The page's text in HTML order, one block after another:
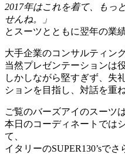
2017年はこれを着て、もっ
せんね。」
とスーツとともに翌年の業
大手企業のコンサルティン
当然プレゼンテーションは
しかしながら堅すぎず、失
ションを目指し、対話を重
ご覧のバーズアイのスーツ
本日のコーディネートでは
て、
イタリーのSUPER130’sでさ